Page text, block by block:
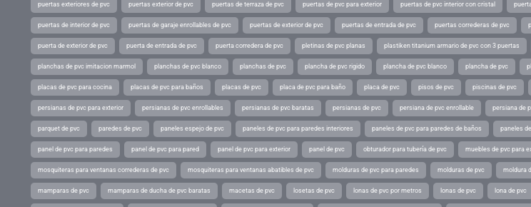
puertas exteriores de pvc puertas exterior de pvc puertas de terraza de pvc puertas de pvc para exterior puertas de pvc interior con cristal
puertas de interior de pvc puertas de garaje enrollables de pvc puertas de exterior de pvc puertas de entrada de pvc puertas correderas de pvc
puerta de exterior de pvc puerta de entrada de pvc puerta corredera de pvc pletinas de pvc planas plastiken titanium armario de pvc con 3 puertas
planchas de pvc imitacion marmol planchas de pvc blanco planchas de pvc plancha de pvc rigido plancha de pvc blanco plancha de pvc
placas de pvc para cocina placas de pvc para baños placas de pvc placa de pvc para baño placa de pvc pisos de pvc piscinas de pvc
persianas de pvc para exterior persianas de pvc enrollables persianas de pvc baratas persianas de pvc persiana de pvc enrollable persiana de
parquet de pvc paredes de pvc paneles espejo de pvc paneles de pvc para paredes interiores paneles de pvc para paredes de baños paneles
panel de pvc para paredes panel de pvc para pared panel de pvc para exterior panel de pvc obturador para tubería de pvc muebles de pvc para
mosquiteras para ventanas correderas de pvc mosquiteras para ventanas abatibles de pvc molduras de pvc para paredes molduras de pvc moldura
mamparas de pvc mamparas de ducha de pvc baratas macetas de pvc losetas de pvc lonas de pvc por metros lonas de pvc lona de pvc